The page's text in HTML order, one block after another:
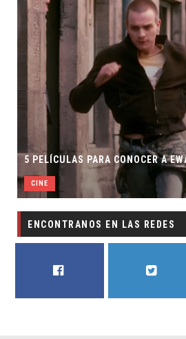
5 PELÍCULAS PARA CONOCER A
CINE
ENCONTRANOS EN LAS REDES